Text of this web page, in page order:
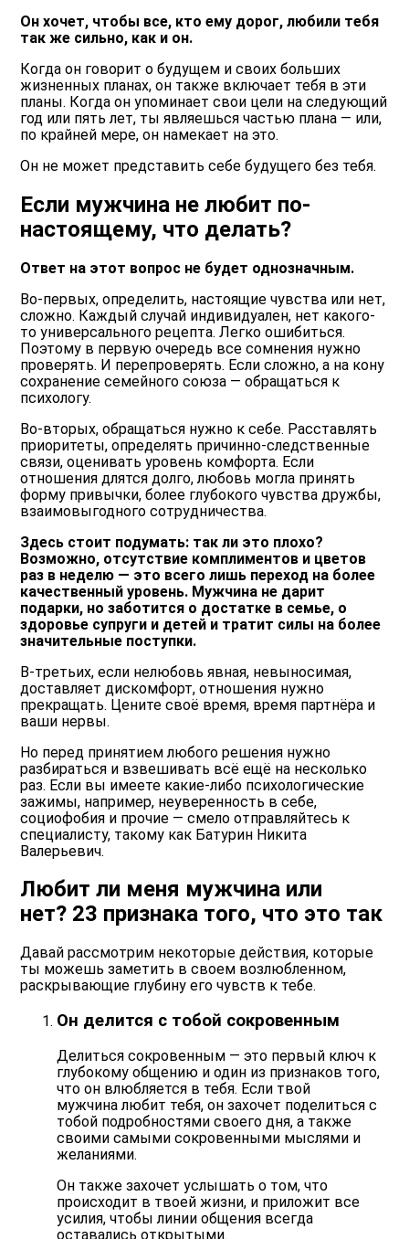
Он хочет, чтобы все, кто ему дорог, любили тебя
так же сильно, как и он.
Когда он говорит о будущем и своих больших
жизненных планах, он также включает тебя в эти
планы. Когда он упоминает свои цели на следующий
год или пять лет, ты являешься частью плана — или,
по крайней мере, он намекает на это.
Он не может представить себе будущего без тебя.
Если мужчина не любит по-
настоящему, что делать?
Ответ на этот вопрос не будет однозначным.
Во-первых, определить, настоящие чувства или нет,
сложно. Каждый случай индивидуален, нет какого-
то универсального рецепта. Легко ошибиться.
Поэтому в первую очередь все сомнения нужно
проверять. И перепроверять. Если сложно, а на кону
сохранение семейного союза — обращаться к
психологу.
Во-вторых, обращаться нужно к себе. Расставлять
приоритеты, определять причинно-следственные
связи, оценивать уровень комфорта. Если
отношения длятся долго, любовь могла принять
форму привычки, более глубокого чувства дружбы,
взаимовыгодного сотрудничества.
Здесь стоит подумать: так ли это плохо?
Возможно, отсутствие комплиментов и цветов
раз в неделю — это всего лишь переход на более
качественный уровень. Мужчина не дарит
подарки, но заботится о достатке в семье, о
здоровье супруги и детей и тратит силы на более
значительные поступки.
В-третьих, если нелюбовь явная, невыносимая,
доставляет дискомфорт, отношения нужно
прекращать. Цените своё время, время партнёра и
ваши нервы.
Но перед принятием любого решения нужно
разбираться и взвешивать всё ещё на несколько
раз. Если вы имеете какие-либо психологические
зажимы, например, неуверенность в себе,
социофобия и прочие — смело отправляйтесь к
специалисту, такому как Батурин Никита
Валерьевич.
Любит ли меня мужчина или
нет? 23 признака того, что это так
Давай рассмотрим некоторые действия, которые
ты можешь заметить в своем возлюбленном,
раскрывающие глубину его чувств к тебе.
Он делится с тобой сокровенным
Делиться сокровенным — это первый ключ к
глубокому общению и один из признаков того,
что он влюбляется в тебя. Если твой
мужчина любит тебя, он захочет поделиться с
тобой подробностями своего дня, а также
своими самыми сокровенными мыслями и
желаниями.
Он также захочет услышать о том, что
происходит в твоей жизни, и приложит все
усилия, чтобы линии общения всегда
оставались открытыми.